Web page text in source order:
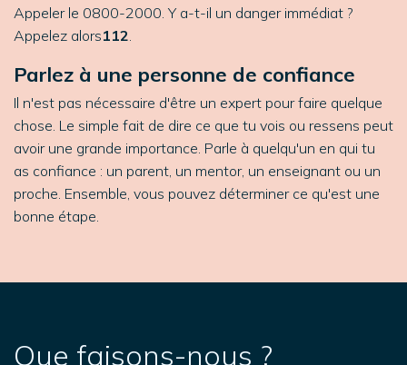
Appeler le 0800-2000. Y a-t-il un danger immédiat ?
Appelez alors112.
Parlez à une personne de confiance
Il n'est pas nécessaire d'être un expert pour faire quelque
chose. Le simple fait de dire ce que tu vois ou ressens peut
avoir une grande importance. Parle à quelqu'un en qui tu
as confiance : un parent, un mentor, un enseignant ou un
proche. Ensemble, vous pouvez déterminer ce qu'est une
bonne étape.
Que faisons-nous ?